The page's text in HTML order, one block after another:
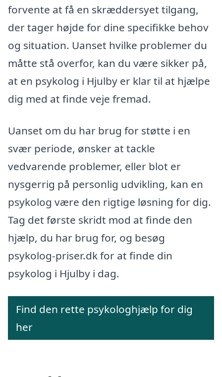
forvente at få en skræddersyet tilgang,
der tager højde for dine specifikke behov
og situation. Uanset hvilke problemer du
måtte stå overfor, kan du være sikker på,
at en psykolog i Hjulby er klar til at hjælpe
dig med at finde veje fremad.
Uanset om du har brug for støtte i en
svær periode, ønsker at tackle
vedvarende problemer, eller blot er
nysgerrig på personlig udvikling, kan en
psykolog være den rigtige løsning for dig.
Tag det første skridt mod at finde den
hjælp, du har brug for, og besøg
psykolog-priser.dk for at finde din
psykolog i Hjulby i dag.
Find den rette psykologhjælp for dig
her